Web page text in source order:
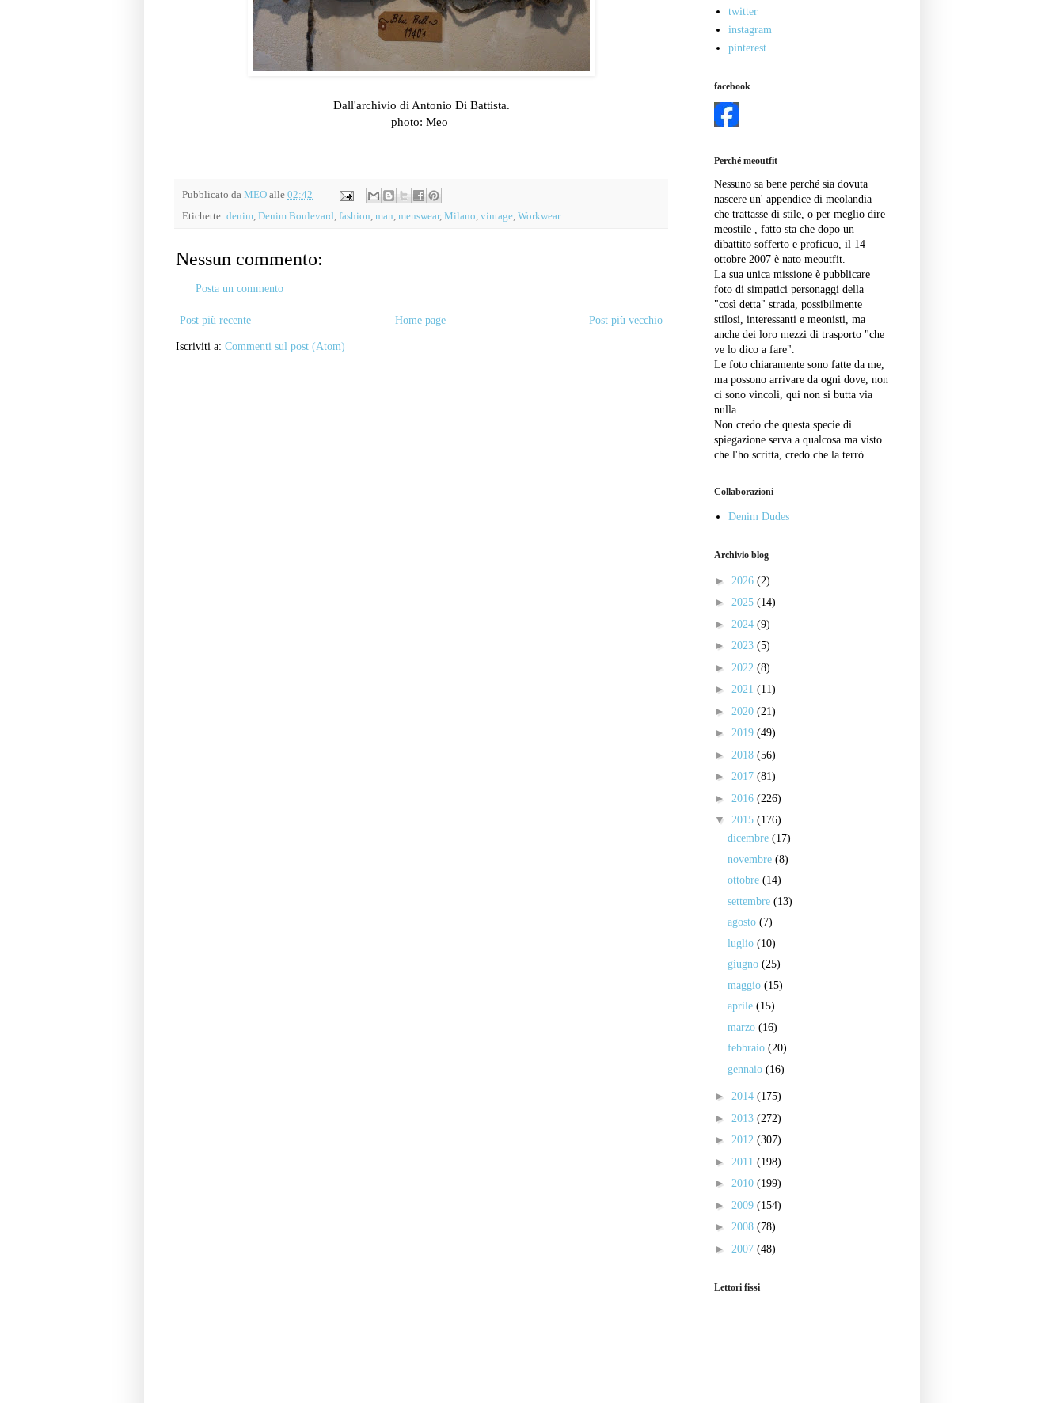
Dall'archivio di Antonio Di Battista.
photo: Meo
Pubblicato da MEO alle 02:42
Etichette: denim, Denim Boulevard, fashion, man, menswear, Milano, vintage, Workwear
Nessun commento:
Posta un commento
Post più recente Post più vecchio
Home page
Iscriviti a: Commenti sul post (Atom)
twitter
instagram
pinterest
facebook
Perché meoutfit
Nessuno sa bene perché sia dovuta
nascere un' appendice di meolandia
che trattasse di stile, o per meglio dire
meostile , fatto sta che dopo un
dibattito sofferto e proficuo, il 14
ottobre 2007 è nato meoutfit.
La sua unica missione è pubblicare
foto di simpatici personaggi della
"così detta" strada, possibilmente
stilosi, interessanti e meonisti, ma
anche dei loro mezzi di trasporto "che
ve lo dico a fare".
Le foto chiaramente sono fatte da me,
ma possono arrivare da ogni dove, non
ci sono vincoli, qui non si butta via
nulla.
Non credo che questa specie di
spiegazione serva a qualcosa ma visto
che l'ho scritta, credo che la terrò.
Collaborazioni
Denim Dudes
Archivio blog
► 2026 (2)
► 2025 (14)
► 2024 (9)
► 2023 (5)
► 2022 (8)
► 2021 (11)
► 2020 (21)
► 2019 (49)
► 2018 (56)
► 2017 (81)
► 2016 (226)
▼ 2015 (176)
dicembre (17)
novembre (8)
ottobre (14)
settembre (13)
agosto (7)
luglio (10)
giugno (25)
maggio (15)
aprile (15)
marzo (16)
febbraio (20)
gennaio (16)
► 2014 (175)
► 2013 (272)
► 2012 (307)
► 2011 (198)
► 2010 (199)
► 2009 (154)
► 2008 (78)
► 2007 (48)
Lettori fissi